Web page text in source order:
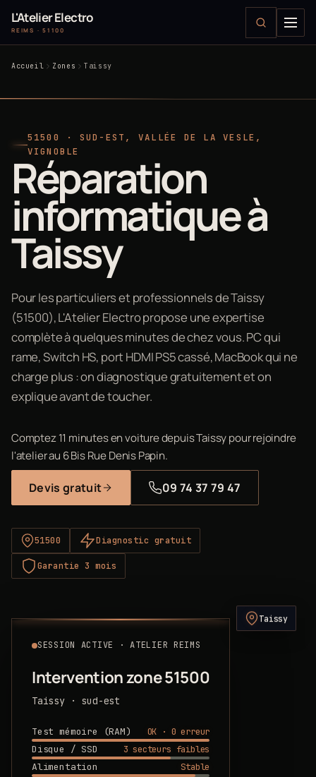
L'Atelier Electro
REIMS · 51100
Accueil Zones Taissy
51500 · SUD-EST, VALLÉE DE LA VESLE,
VIGNOBLE
Réparation
informatique à
Taissy
Pour les particuliers et professionnels de Taissy
(51500), L'Atelier Electro propose une expertise
complète à quelques minutes de chez vous. PC qui
rame, Switch HS, port HDMI PS5 cassé, MacBook qui ne
charge plus : on diagnostique gratuitement et on
explique avant de toucher.
Comptez 11 minutes en voiture depuis Taissy pour rejoindre
l'atelier au 6 Bis Rue Denis Papin.
Devis gratuit 09 74 37 79 47
51500 Diagnostic gratuit
Garantie 3 mois
SESSION ACTIVE · ATELIER REIMS
Intervention zone 51500
Taissy · sud-est
Test mémoire (RAM)
OK · 0 erreur
Disque / SSD
3 secteurs faibles
Alimentation
Stable
Taissy